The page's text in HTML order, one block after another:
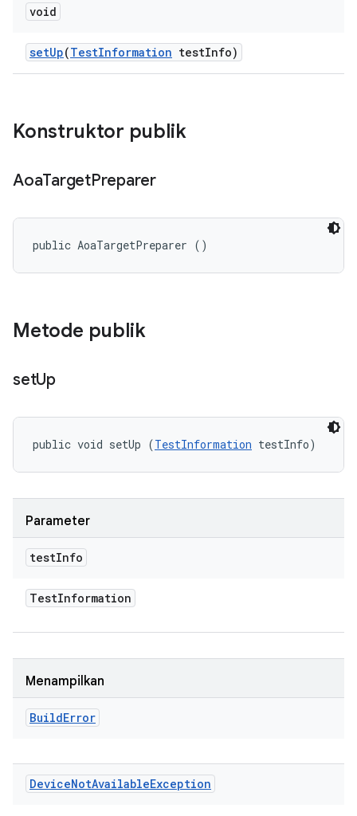
void
setUp(TestInformation testInfo)
Konstruktor publik
AoaTargetPreparer
public AoaTargetPreparer ()
Metode publik
setUp
public void setUp (TestInformation testInfo)
Parameter
testInfo
TestInformation
Menampilkan
BuildError
DeviceNotAvailableException